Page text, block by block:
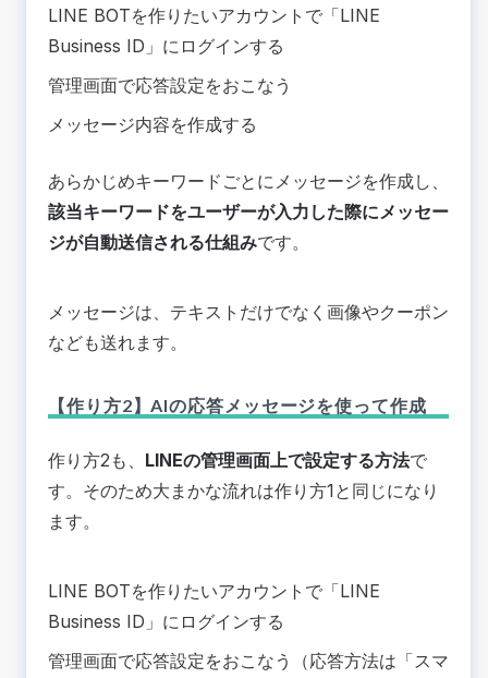
LINE BOTを作りたいアカウントで「LINE
Business ID」にログインする
管理画面で応答設定をおこなう
メッセージ内容を作成する
あらかじめキーワードごとにメッセージを作成し、
該当キーワードをユーザーが入力した際にメッセー
ジが自動送信される仕組みです。
メッセージは、テキストだけでなく画像やクーポン
なども送れます。
【作り方2】AIの応答メッセージを使って作成
作り方2も、 LINEの管理画面上で設定する方法で
す。そのため大まかな流れは作り方1と同じになり
ます。
LINE BOTを作りたいアカウントで「LINE
Business ID」にログインする
管理画面で応答設定をおこなう（応答方法は「スマ